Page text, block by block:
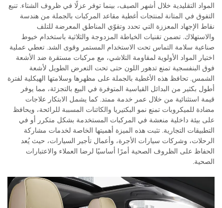
المواد التقليدية خلال أشهر الصيف، بينما توفر عزلًا في ظروف الشتاء. تنبع
التفوق في المتانة لمنتجات أغطية مقاعد المركبات بالجملة من هندسة
نقاط الإجهاد المعززة التي تحدد وتقوّي المناطق المعرضة للتلف
والاستهلاك. تضمن تقنيات الخياطة المزدوجة والثلاثية باستخدام خيوط
صناعية سلامة التماس تحت الاستخدام المستمر وقوى الشد. تعطي عملية
اختيار المواد الأولوية لمقاومة التلاشي، مع مركبات مستقرة ضد الأشعة
فوق البنفسجية تمنع تدهور اللون حتى تحت التعرض الطويل لأشعة
الشمس. تحافظ هذه الأغطية بالجملة على مظهرها وسلامتها الهيكلية لفترة
أطول بكثير من البدائل القياسية المتوفرة في البيع بالتجزئة، مما يوفر
قيمة استثنائية من خلال عمر خدمة ممتد. كما يشمل الابتكار علاجات
مضادة للميكروبات تمنع نمو البكتيريا والكائنات المسببة للرائحة، ويحافظ
على بيئة داخلية منعشة في المركبات المستخدمة بشكل متكرر أو في
التطبيقات التجارية. تثبت هذه الميزة أهميتها الخاصة لخدمات مشاركة
الرحلات، وشركات سيارات الأجرة، وأعمال تأجير السيارات، حيث يُعد
الحفاظ على الظروف الصحية أمرًا أساسيًا لرضا العملاء والاعتبارات
الصحية.